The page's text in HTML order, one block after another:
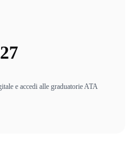
e accedi alle graduatorie ATA